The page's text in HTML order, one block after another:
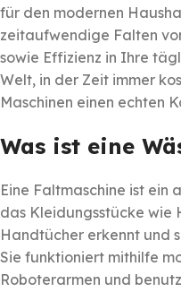
für den modernen
zeitaufwendige Falten
sowie Effizienz in Ihre
Welt, in der Zeit immer
Maschinen einen echten
Was ist eine
Eine Faltmaschine ist
das Kleidungsstücke wie
Handtücher erkennt und
Sie funktioniert mithilfe
Roboterarmen und